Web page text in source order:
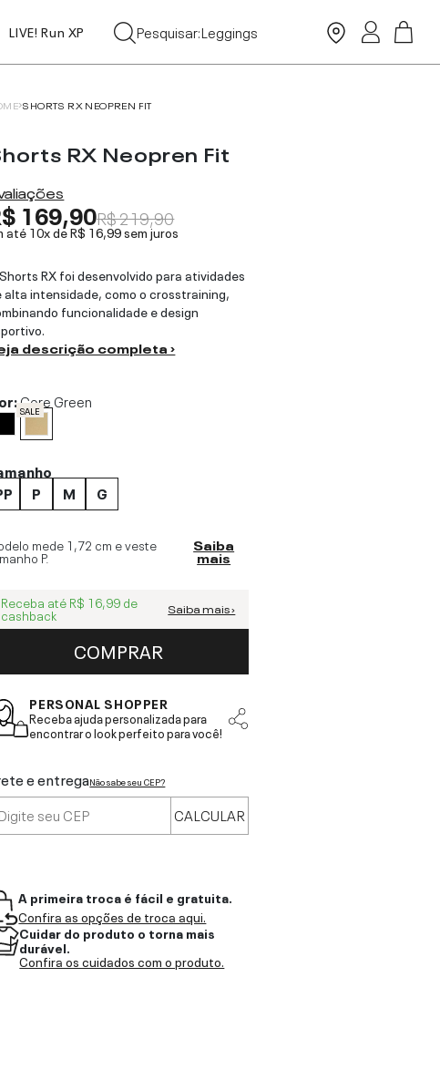
LIVE! Run XP
Pesquisar:Leggings
SHORTS RX NEOPREN FIT
RX Neopren Fit
169,90R$ 219,90
até 10x deR$ 16,99sem juros
RX foi desenvolvido para atividades
alta intensidade, como o crosstraining,
funcionalidade e design
descrição completa ›
Core Green
SALE
P M G
mede 1,72 cm e veste
P.
Saiba
mais
Receba até R$ 16,99 de
cashback Saiba mais ›
COMPRAR
PERSONAL SHOPPER
Receba ajuda personalizada para
encontrar o look perfeito para você!
e entregaNão sabe seu CEP?
CALCULAR
A primeira troca é fácil e gratuita.
Confira as opções de troca aqui.
Cuidar do produto o torna mais
durável.
Confira os cuidados com o produto.